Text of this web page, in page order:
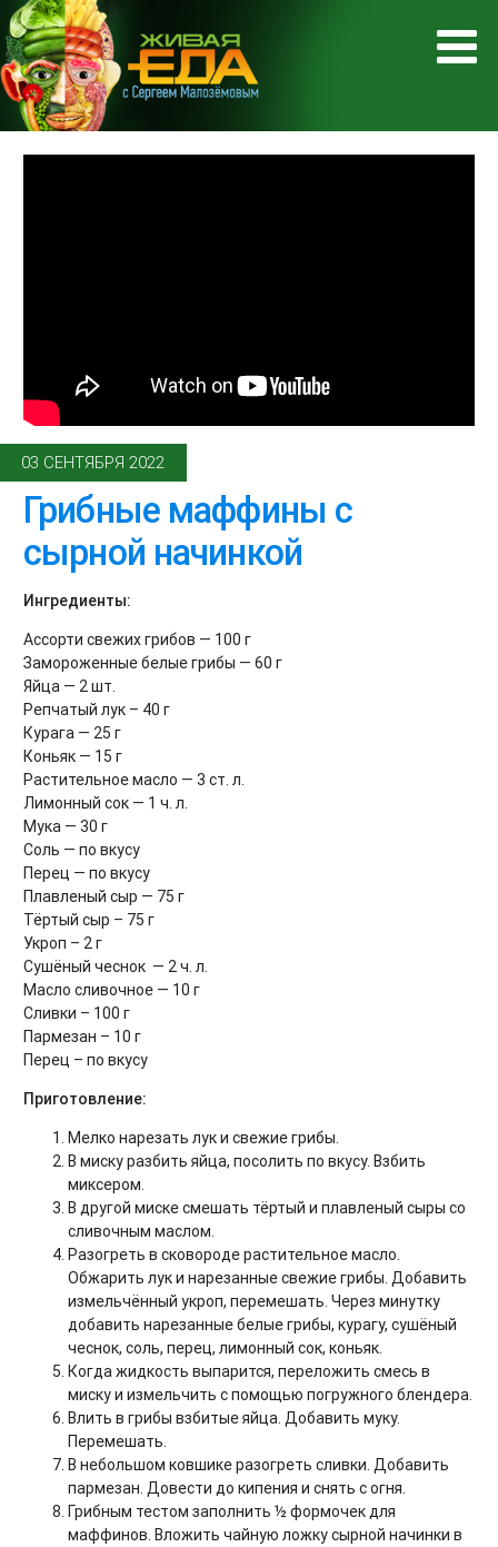
03 СЕНТЯБРЯ 2022
Грибные маффины с
сырной начинкой
Ингредиенты:
Ассорти свежих грибов — 100 г
Замороженные белые грибы — 60 г
Яйца — 2 шт.
Репчатый лук – 40 г
Курага — 25 г
Коньяк — 15 г
Растительное масло — 3 ст. л.
Лимонный сок — 1 ч. л.
Мука — 30 г
Соль — по вкусу
Перец — по вкусу
Плавленый сыр — 75 г
Тёртый сыр – 75 г
Укроп – 2 г
Сушёный чеснок — 2 ч. л.
Масло сливочное — 10 г
Сливки – 100 г
Пармезан – 10 г
Перец – по вкусу
Приготовление:
Мелко нарезать лук и свежие грибы.
В миску разбить яйца, посолить по вкусу. Взбить
миксером.
В другой миске смешать тёртый и плавленый сыры со
сливочным маслом.
Разогреть в сковороде растительное масло.
Обжарить лук и нарезанные свежие грибы. Добавить
измельчённый укроп, перемешать. Через минутку
добавить нарезанные белые грибы, курагу, сушёный
чеснок, соль, перец, лимонный сок, коньяк.
Когда жидкость выпарится, переложить смесь в
миску и измельчить с помощью погружного блендера.
Влить в грибы взбитые яйца. Добавить муку.
Перемешать.
В небольшом ковшике разогреть сливки. Добавить
пармезан. Довести до кипения и снять с огня.
Грибным тестом заполнить ½ формочек для
маффинов. Вложить чайную ложку сырной начинки в